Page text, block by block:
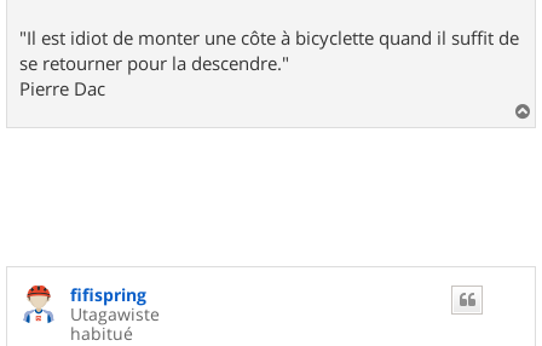
"Il est idiot de monter une côte à bicyclette quand il suffit de
se retourner pour la descendre."
Pierre Dac
a
fifispring
Utagawiste
habitué